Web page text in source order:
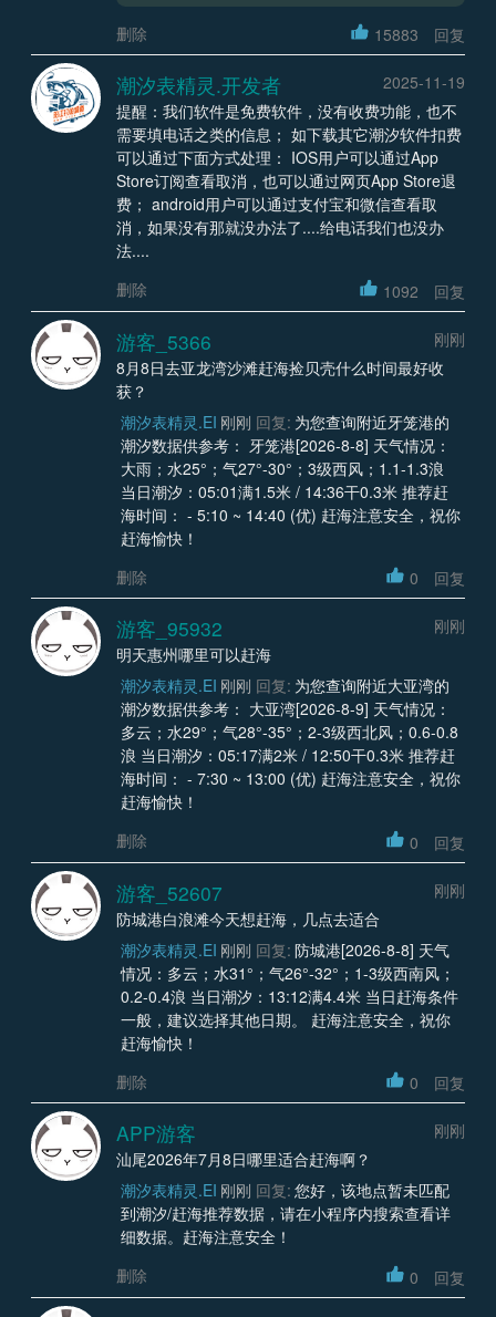
删除 15883 回复
潮汐表精灵.开发者
2025-11-19
提醒：我们软件是免费软件，没有收费功能，也不
需要填电话之类的信息； 如下载其它潮汐软件扣费
可以通过下面方式处理： IOS用户可以通过App
Store订阅查看取消，也可以通过网页App Store退
费； android用户可以通过支付宝和微信查看取
消，如果没有那就没办法了....给电话我们也没办
法....
删除
1092 回复
游客_5366
刚刚
8月8日去亚龙湾沙滩赶海捡贝壳什么时间最好收
获？
潮汐表精灵.EI 刚刚 回复: 为您查询附近牙笼港的
潮汐数据供参考： 牙笼港[2026-8-8] 天气情况：
大雨；水25°；气27°-30°；3级西风；1.1-1.3浪
当日潮汐：05:01满1.5米 / 14:36干0.3米 推荐赶
海时间： - 5:10 ~ 14:40 (优) 赶海注意安全，祝你
赶海愉快！
删除
0 回复
游客_95932
刚刚
明天惠州哪里可以赶海
潮汐表精灵.EI 刚刚 回复: 为您查询附近大亚湾的
潮汐数据供参考： 大亚湾[2026-8-9] 天气情况：
多云；水29°；气28°-35°；2-3级西北风；0.6-0.8
浪 当日潮汐：05:17满2米 / 12:50干0.3米 推荐赶
海时间： - 7:30 ~ 13:00 (优) 赶海注意安全，祝你
赶海愉快！
删除
0 回复
游客_52607
刚刚
防城港白浪滩今天想赶海，几点去适合
潮汐表精灵.EI 刚刚 回复: 防城港[2026-8-8] 天气
情况：多云；水31°；气26°-32°；1-3级西南风；
0.2-0.4浪 当日潮汐：13:12满4.4米 当日赶海条件
一般，建议选择其他日期。 赶海注意安全，祝你
赶海愉快！
删除
0 回复
APP游客
刚刚
汕尾2026年7月8日哪里适合赶海啊？
潮汐表精灵.EI 刚刚 回复: 您好，该地点暂未匹配
到潮汐/赶海推荐数据，请在小程序内搜索查看详
细数据。赶海注意安全！
删除
0 回复